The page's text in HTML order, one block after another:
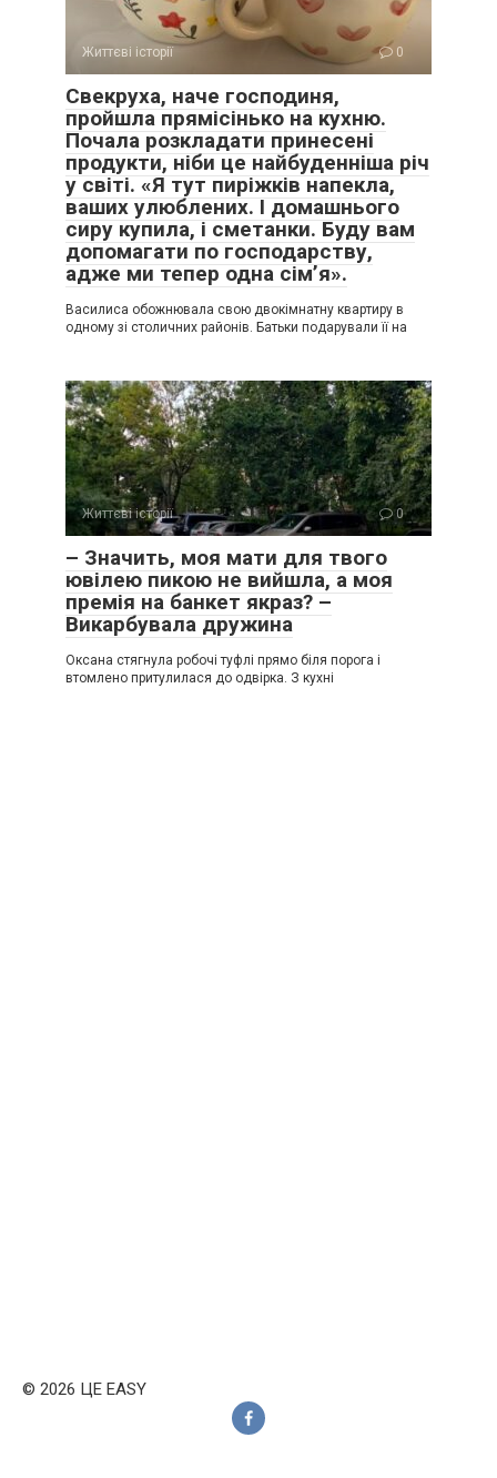
Життєві історії 0
Свекруха, наче господиня,
пройшла прямісінько на кухню.
Почала розкладати принесені
продукти, ніби це найбуденніша річ
у світі. «Я тут пиріжків напекла,
ваших улюблених. І домашнього
сиру купила, і сметанки. Буду вам
допомагати по господарству,
адже ми тепер одна сім’я».
Василиса обожнювала свою двокімнатну квартиру в
одному зі столичних районів. Батьки подарували її на
Життєві історії 0
– Значить, моя мати для твого
ювілею пикою не вийшла, а моя
премія на банкет якраз? –
Викарбувала дружина
Оксана стягнула робочі туфлі прямо біля порога і
втомлено притулилася до одвірка. З кухні
© 2026 ЦЕ EASY